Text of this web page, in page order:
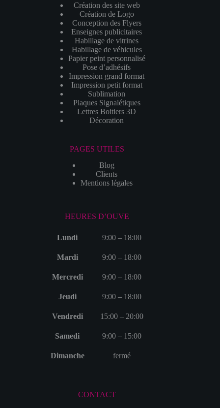
Création des site web
Création de Logo
Conception des Flyers
Enseignes publicitaires
Habillage de vitrines
Habillage de véhicules
Papier peint personnalisé
Pose d’adhésifs
Impression grand format
Impression petit format
Sublimation
Plaques Signalétiques
Lettres Boitiers 3D
Décoration
PAGES UTILES
Blog
Clients
Mentions légales
HEURES D’OUVE
Lundi 9:00 – 18:00
Mardi 9:00 – 18:00
Mercredi 9:00 – 18:00
Jeudi 9:00 – 18:00
Vendredi 15:00 – 20:00
Samedi 9:00 – 15:00
Dimanche fermé
CONTACT